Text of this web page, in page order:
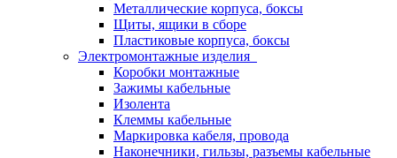
Металлические корпуса, боксы
Щиты, ящики в сборе
Пластиковые корпуса, боксы
Электромонтажные изделия
Коробки монтажные
Зажимы кабельные
Изолента
Клеммы кабельные
Маркировка кабеля, провода
Наконечники, гильзы, разъемы кабельные